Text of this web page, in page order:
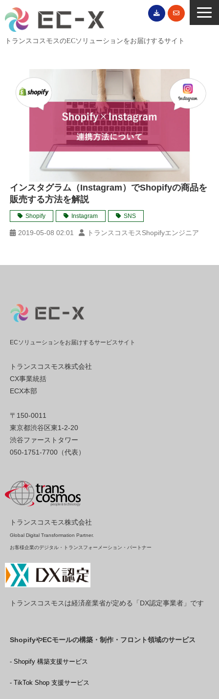
トランスコスモスのECソリューションをお届けするサイト
サービス一覧
EC導入事例
ECブログ
無料セミナー
EC資料ダウンロード
ご利用案内
会社概要
インスタグラム（Instagram）でShopifyの商品を
販売する方法を解説
Shopify Instagram SNS
2019-05-08 02:01 トランスコスモスShopifyエンジニア
ECソリューションをお届けするサービスサイト
トランスコスモス株式会社
CX事業統括
ECX本部
〒150-0011
東京都渋谷区東1-2-20
渋谷ファーストタワー
050-1751-7700（代表）
トランスコスモス株式会社
Global Digital Transformation Partner.
お客様企業のデジタル・トランスフォーメーション・パートナー
トランスコスモスは経済産業省が定める「DX認定事業者」です
ShopifyやECモールの構築・制作・フロント領域のサービス
- Shopify 構築支援サービス
- TikTok Shop 支援サービス